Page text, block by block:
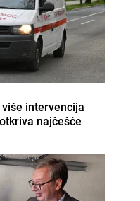
intervencija
najčešće